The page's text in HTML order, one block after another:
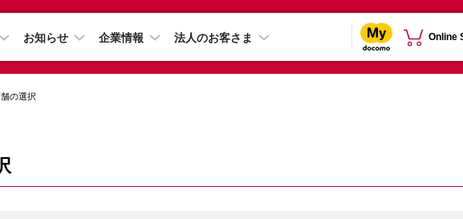
お知らせ 企業情報 法人のお客さま Online
の選択